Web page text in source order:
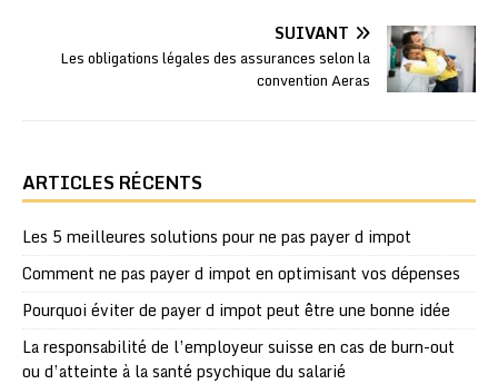
SUIVANT
Les obligations légales des assurances selon la
convention Aeras
ARTICLES RÉCENTS
Les 5 meilleures solutions pour ne pas payer d impot
Comment ne pas payer d impot en optimisant vos dépenses
Pourquoi éviter de payer d impot peut être une bonne idée
La responsabilité de l’employeur suisse en cas de burn-out
ou d’atteinte à la santé psychique du salarié